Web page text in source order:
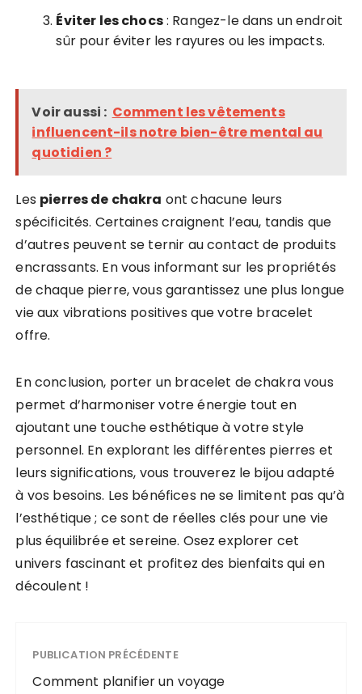
Éviter les chocs: Rangez-le dans un endroit
sûr pour éviter les rayures ou les impacts.
Voir aussi : Comment les vêtements
influencent-ils notre bien-être mental au
quotidien ?
Les pierres de chakra ont chacune leurs
spécificités. Certaines craignent l’eau, tandis que
d’autres peuvent se ternir au contact de produits
encrassants. En vous informant sur les propriétés
de chaque pierre, vous garantissez une plus longue
vie aux vibrations positives que votre bracelet
offre.
En conclusion, porter un bracelet de chakra vous
permet d’harmoniser votre énergie tout en
ajoutant une touche esthétique à votre style
personnel. En explorant les différentes pierres et
leurs significations, vous trouverez le bijou adapté
à vos besoins. Les bénéfices ne se limitent pas qu’à
l’esthétique ; ce sont de réelles clés pour une vie
plus équilibrée et sereine. Osez explorer cet
univers fascinant et profitez des bienfaits qui en
découlent !
PUBLICATION PRÉCÉDENTE
Comment planifier un voyage